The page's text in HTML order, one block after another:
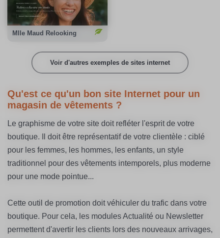
Mlle Maud Relooking
Compensation carbone :
100%
Voir le site
Voir d'autres exemples de sites internet
Qu'est ce qu'un bon site Internet pour un
magasin de vêtements ?
Le graphisme de votre site doit refléter l'esprit de votre
boutique. Il doit être représentatif de votre clientèle : ciblé
pour les femmes, les hommes, les enfants, un style
traditionnel pour des vêtements intemporels, plus moderne
pour une mode pointue...
Cette outil de promotion doit véhiculer du trafic dans votre
boutique. Pour cela, les modules Actualité ou Newsletter
permettent d'avertir les clients lors des nouveaux arrivages,